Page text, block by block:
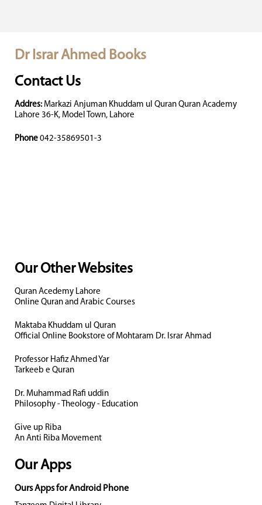
Dr Israr Ahmed Books
Contact Us
Addres: Markazi Anjuman Khuddam ul Quran Quran Academy
Lahore 36-K, Model Town, Lahore
Phone 042-35869501-3
Our Other Websites
Quran Acedemy Lahore
Online Quran and Arabic Courses
Maktaba Khuddam ul Quran
Official Online Bookstore of Mohtaram Dr. Israr Ahmad
Professor Hafiz Ahmed Yar
Tarkeeb e Quran
Dr. Muhammad Rafi uddin
Philosophy - Theology - Education
Give up Riba
An Anti Riba Movement
Our Apps
Ours Apps for Android Phone